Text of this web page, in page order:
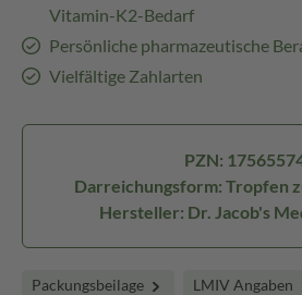
Vitamin-K2-Bedarf
Persönliche pharmazeutische
Vielfältige Zahlarten
PZN:
Darreichungsform: Tropfen
Hersteller: Dr. Jacob's
Packungsbeilage LMIV Angaben